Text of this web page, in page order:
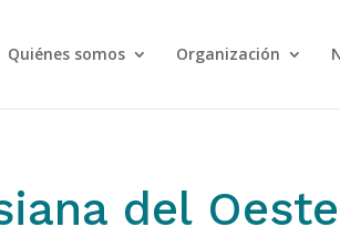
Quiénes somos Organización
del